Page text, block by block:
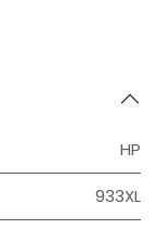
HP
933XL